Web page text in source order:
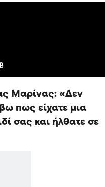
Μαρίνας: «Δεν
πως είχατε μια
σας και ήλθατε σε